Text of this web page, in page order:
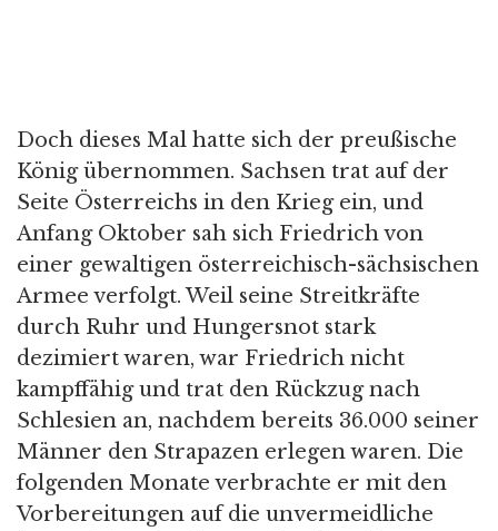
Doch dieses Mal hatte sich der preußische
König übernommen. Sachsen trat auf der
Seite Österreichs in den Krieg ein, und
Anfang Oktober sah sich Friedrich von
einer gewaltigen österreichisch-sächsischen
Armee verfolgt. Weil seine Streitkräfte
durch Ruhr und Hungersnot stark
dezimiert waren, war Friedrich nicht
kampffähig und trat den Rückzug nach
Schlesien an, nachdem bereits 36.000 seiner
Männer den Strapazen erlegen waren. Die
folgenden Monate verbrachte er mit den
Vorbereitungen auf die unvermeidliche